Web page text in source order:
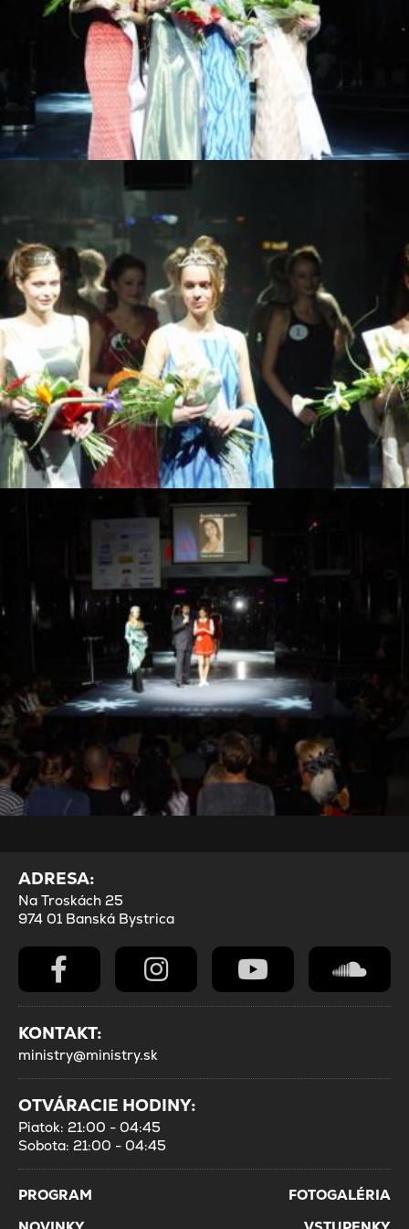
ADRESA:
Na Troskách 25
974 01 Banská Bystrica
KONTAKT:
ministry@ministry.sk
OTVÁRACIE HODINY:
Piatok: 21:00 - 04:45
Sobota: 21:00 - 04:45
PROGRAM
FOTOGALÉRIA